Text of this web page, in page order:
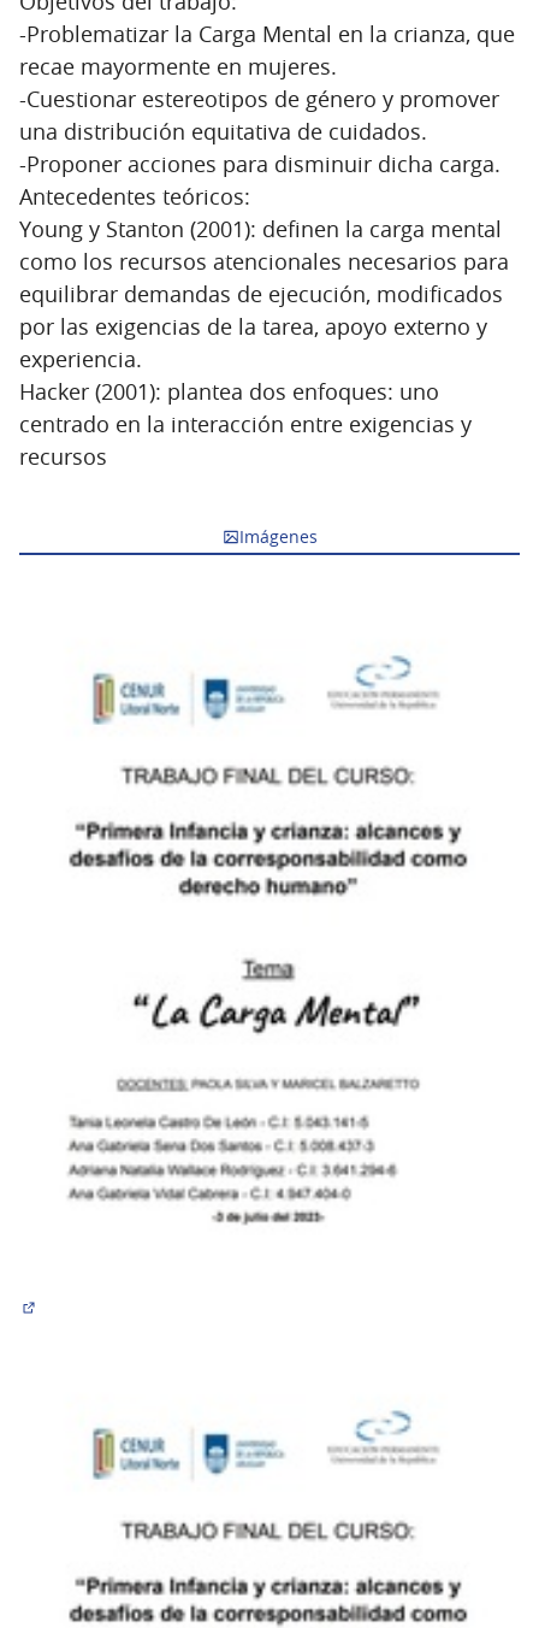
-Problematizar la Carga Mental en la crianza, que
recae mayormente en mujeres.
-Cuestionar estereotipos de género y promover
una distribución equitativa de cuidados.
-Proponer acciones para disminuir dicha carga.
Antecedentes teóricos:
Young y Stanton (2001): definen la carga mental
como los recursos atencionales necesarios para
equilibrar demandas de ejecución, modificados
por las exigencias de la tarea, apoyo externo y
experiencia.
Hacker (2001): plantea dos enfoques: uno
centrado en la interacción entre exigencias y
recursos
Imágenes